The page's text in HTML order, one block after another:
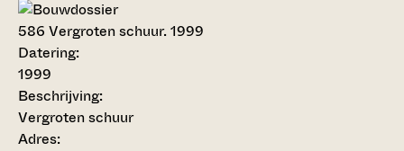
586 Vergroten schuur. 1999
Datering:
1999
Beschrijving:
Vergroten schuur
Adres: